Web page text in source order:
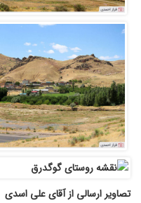
تصاویر ارسالی از آقای علی اسدی